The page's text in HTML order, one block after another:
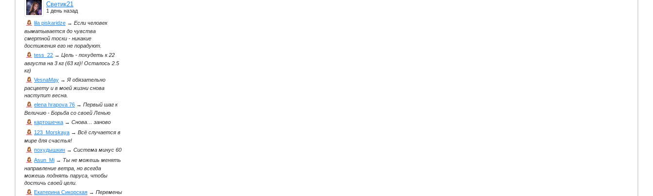
Светик21
1 день назад
lila piskaridze → Если человек
выматывается до чувства
смертной тоски - никакие
достижения его не порадуют.
tess_22 → Цель - похудеть к 22
августа на 3 кг (63 кг)! Осталось 2.5
кг)
VesnaMay →Я обязательно
расцвету и в моей жизни снова
наступит весна.
elena hrapova 76 → Первый шаг к
Величию - Борьба со своей Ленью
картошечка → Снова… заново
123_Morskaya → Всё случается в
мире для счастья!
похудышкин → Система минус 60
Asun_Mi → Ты не можешь менять
направление ветра, но всегда
можешь поднять паруса, чтобы
достичь своей цели.
Екатерина Сикорская → Перемены